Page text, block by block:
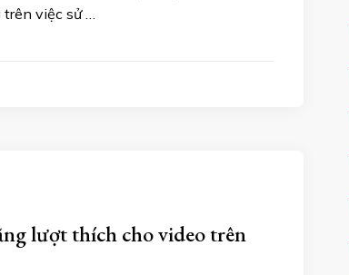
trên việc sử …
lượt thích cho video trên